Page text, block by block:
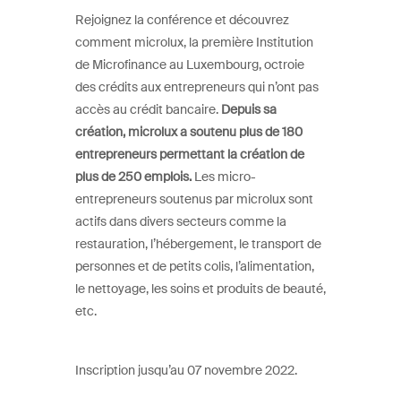
Rejoignez la conférence et découvrez
comment microlux, la première Institution
de Microfinance au Luxembourg, octroie
des crédits aux entrepreneurs qui n’ont pas
accès au crédit bancaire. Depuis sa
création, microlux a soutenu plus de 180
entrepreneurs permettant la création de
plus de 250 emplois. Les micro-
entrepreneurs soutenus par microlux sont
actifs dans divers secteurs comme la
restauration, l’hébergement, le transport de
personnes et de petits colis, l’alimentation,
le nettoyage, les soins et produits de beauté,
etc.
Inscription jusqu’au 07 novembre 2022.